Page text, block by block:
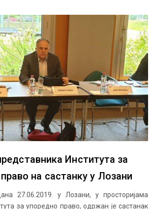
Института за
на састанку у Лозани
27.06.2019. у Лозани, у просторијама
за упоредно право, одржан је састанак